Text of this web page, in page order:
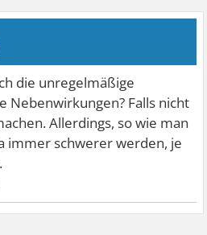
die unregelmäßige
Nebenwirkungen? Falls nicht
Allerdings, so wie man
immer schwerer werden, je